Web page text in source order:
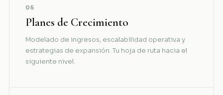
05
Planes de Crecimiento
Modelado de ingresos, escalabilidad operativa y
estrategias de expansión. Tu hoja de ruta hacia el
siguiente nivel.